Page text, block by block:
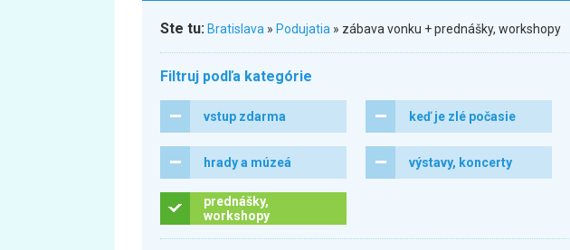
Ste tu: Bratislava » Podujatia » zábava vonku + prednášky, workshopy
Filtruj podľa kategórie
vstup zdarma keď je zlé počasie
hrady a múzeá výstavy, koncerty
prednášky,
workshopy